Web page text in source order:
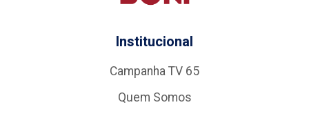
Institucional
Campanha TV 65
Quem Somos